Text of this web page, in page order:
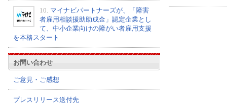
10. マイナビパートナーズが、「障害
者雇用相談援助助成金」認定企業とし
て、中小企業向けの障がい者雇用支援
を本格スタート
お問い合わせ
ご意見・ご感想
プレスリリース送付先